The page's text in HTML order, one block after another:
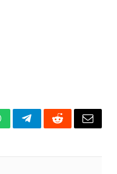
TelegramRedditEmail